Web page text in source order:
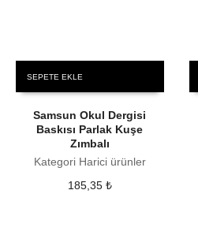
SEPETE EKLE
Samsun Okul Dergisi
Baskısı Parlak Kuşe
Zımbalı
Kategori Harici ürünler
185,35 ₺